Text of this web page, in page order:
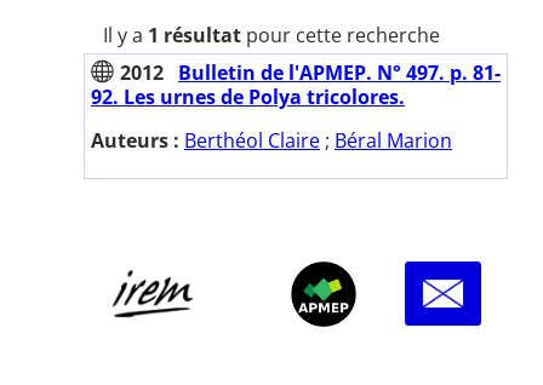
Il y a 1 résultat pour cette recherche
2012 Bulletin de l'APMEP. N° 497. p. 81-
92. Les urnes de Polya tricolores.
Auteurs : Berthéol Claire ; Béral Marion